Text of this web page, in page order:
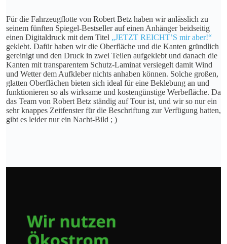
Für die Fahrzeugflotte von Robert Betz haben wir anlässlich zu
seinem fünften Spiegel-Bestseller auf einen Anhänger beidseitig
einen Digitaldruck mit dem Titel „JETZT REICHT’S mir aber!“
geklebt. Dafür haben wir die Oberfläche und die Kanten gründlich
gereinigt und den Druck in zwei Teilen aufgeklebt und danach die
Kanten mit transparentem Schutz-Laminat versiegelt damit Wind
und Wetter dem Aufkleber nichts anhaben können. Solche großen,
glatten Oberflächen bieten sich ideal für eine Beklebung an und
funktionieren so als wirksame und kostengünstige Werbefläche. Da
das Team von Robert Betz ständig auf Tour ist, und wir so nur ein
sehr knappes Zeitfenster für die Beschriftung zur Verfügung hatten,
gibt es leider nur ein Nacht-Bild ; )